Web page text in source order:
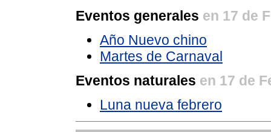
Eventos generales en 17 de
Año Nuevo chino
Martes de Carnaval
Eventos naturales en 17 de
Luna nueva febrero